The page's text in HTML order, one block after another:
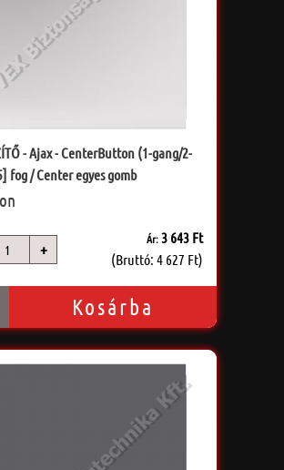
- Ajax - CenterButton (1-gang/2-
fog / Center egyes gomb
+
Ár:3 643 Ft
(Bruttó: 4 627 Ft)
Kosárba